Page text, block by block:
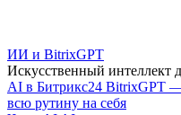
ИИ и BitrixGPT
Искусственный интеллект
AI в Битрикс24 BitrixGPT
всю рутину на себя